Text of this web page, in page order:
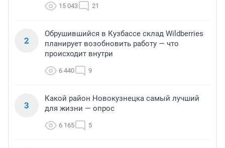
15 043 21
2
Обрушившийся в Кузбассе склад Wildberries
планирует возобновить работу — что
происходит внутри
6 440 9
3
Какой район Новокузнецка самый лучший
для жизни — опрос
6 165 5